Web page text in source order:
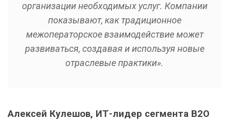
организации необходимых услуг. Компании
показывают, как традиционное
межоператорское взаимодействие может
развиваться, создавая и используя новые
отраслевые практики».
Алексей Кулешов, ИТ-лидер сегмента B2O